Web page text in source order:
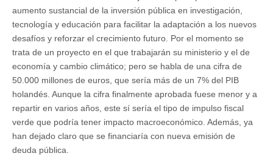
aumento sustancial de la inversión pública en investigación,
tecnología y educación para facilitar la adaptación a los nuevos
desafíos y reforzar el crecimiento futuro. Por el momento se
trata de un proyecto en el que trabajarán su ministerio y el de
economía y cambio climático; pero se habla de una cifra de
50.000 millones de euros, que sería más de un 7% del PIB
holandés. Aunque la cifra finalmente aprobada fuese menor y a
repartir en varios años, este sí sería el tipo de impulso fiscal
verde que podría tener impacto macroeconómico. Además, ya
han dejado claro que se financiaría con nueva emisión de
deuda pública.